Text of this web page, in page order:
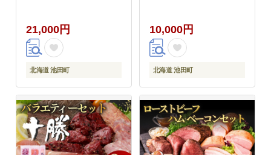
21,000円
北海道 池田町
せ 味付 北海道
10,000円
北海道 池田町